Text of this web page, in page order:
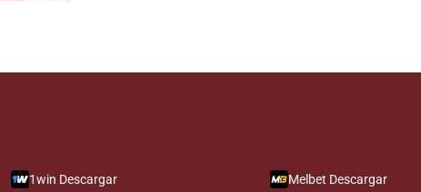
1win Descargar Melbet Descargar